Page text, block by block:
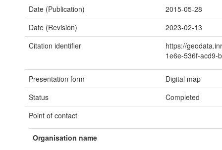
Date (Publication)
2015-05-28
Date (Revision)
2023-02-13
Citation identifier
https://
1e6e-536f-acd9-
Presentation form
Digital map
Status
Completed
Point of contact
Organisation name